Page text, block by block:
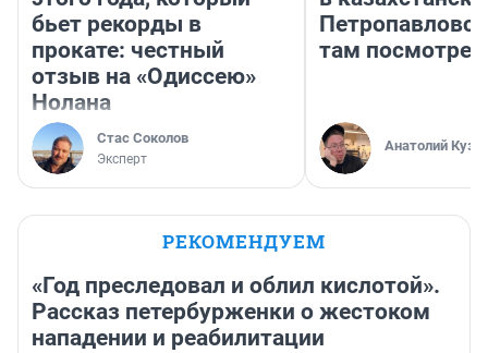
бьет рекорды в
прокате: честный
отзыв на «Одиссею»
Нолана
Стас Соколов
Эксперт
там
Анатолий
РЕКОМЕНДУЕМ
«Год преследовал и облил кислотой».
Рассказ петербурженки о жестоком
нападении и реабилитации